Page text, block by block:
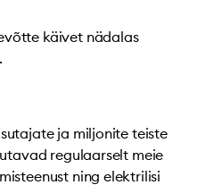
käivet nädalas
ja miljonite teiste
regulaarselt meie
ning elektrilisi